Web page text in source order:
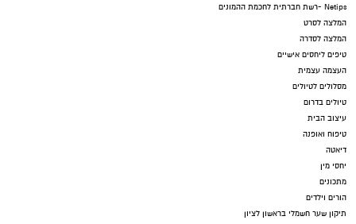
Netips -רשת חברתית לחכמת ההמונים
המלצה לסרט
המלצה לסדרה
טיפים ליחסים אישיים
העצמה עצמית
מסלולים לטיולים
טיולים בדרום
עיצוב הבית
טיפוח ואופנה
דיאטה
יחסי מין
מתכונים
הורים וילדים
תיקון שער חשמלי בראשון לציון